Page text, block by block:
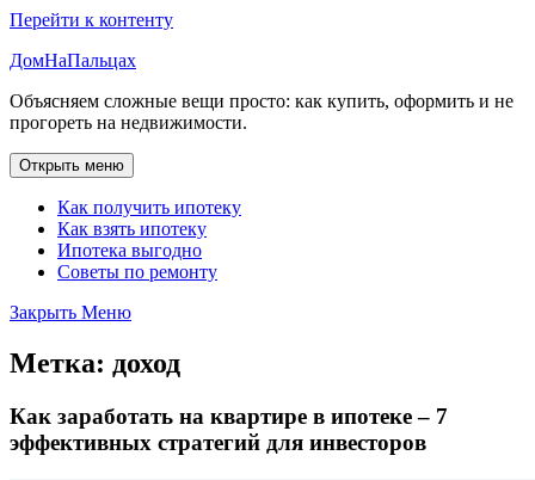
Перейти к контенту
ДомНаПальцах
Объясняем сложные вещи просто: как купить, оформить и не
прогореть на недвижимости.
Открыть меню
Как получить ипотеку
Как взять ипотеку
Ипотека выгодно
Советы по ремонту
Закрыть Меню
Метка: доход
Как заработать на квартире в ипотеке – 7
эффективных стратегий для инвесторов